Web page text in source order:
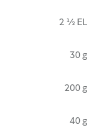
2 ½ EL
30 g
200 g
40 g